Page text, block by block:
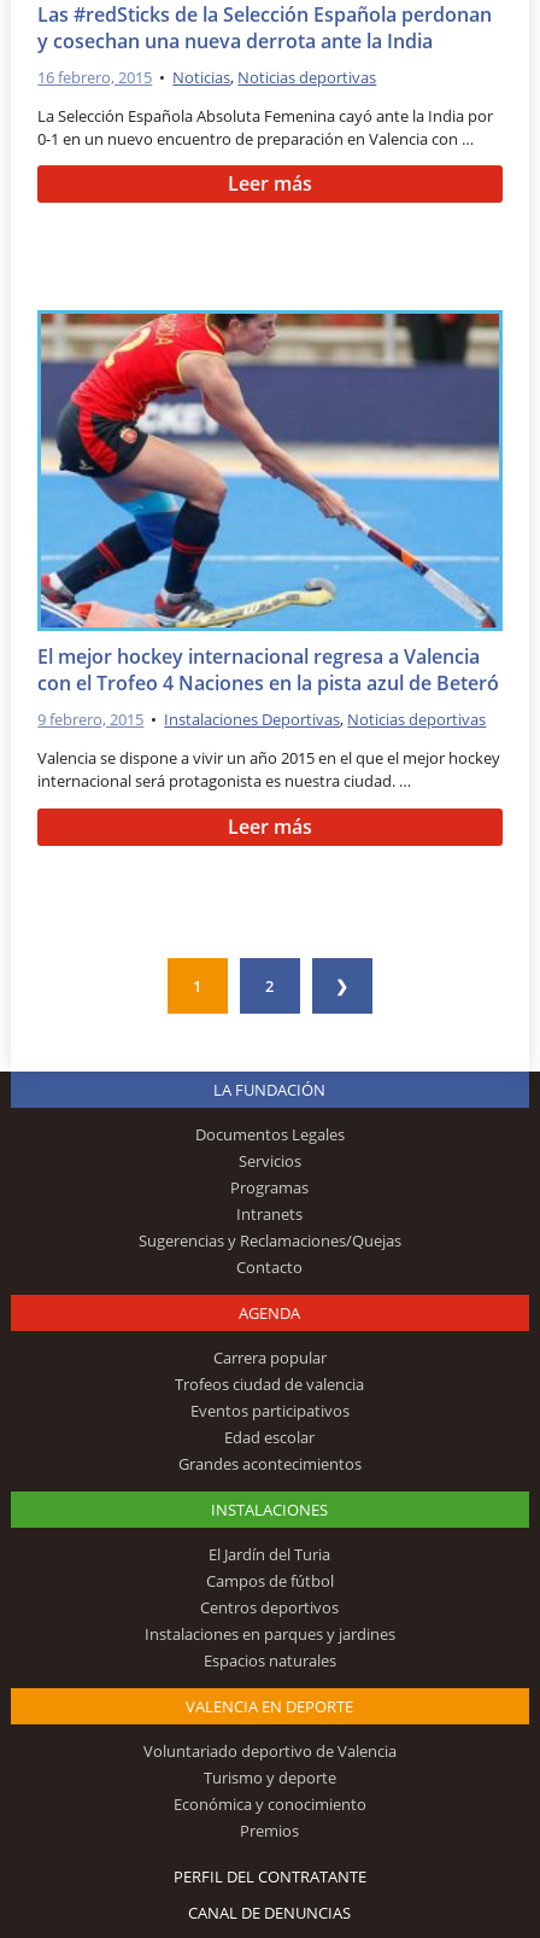
Las #redSticks de la Selección Española perdonan
y cosechan una nueva derrota ante la India
16 febrero, 2015 • Noticias, Noticias deportivas
La Selección Española Absoluta Femenina cayó ante la India por
0-1 en un nuevo encuentro de preparación en Valencia con …
Leer más
El mejor hockey internacional regresa a Valencia
con el Trofeo 4 Naciones en la pista azul de Beteró
9 febrero, 2015 • Instalaciones Deportivas, Noticias deportivas
Valencia se dispone a vivir un año 2015 en el que el mejor hockey
internacional será protagonista es nuestra ciudad. …
Leer más
1 2 ❯
LA FUNDACIÓN
Documentos Legales
Servicios
Programas
Intranets
Sugerencias y Reclamaciones/Quejas
Contacto
AGENDA
Carrera popular
Trofeos ciudad de valencia
Eventos participativos
Edad escolar
Grandes acontecimientos
INSTALACIONES
El Jardín del Turia
Campos de fútbol
Centros deportivos
Instalaciones en parques y jardines
Espacios naturales
VALENCIA EN DEPORTE
Voluntariado deportivo de Valencia
Turismo y deporte
Económica y conocimiento
Premios
PERFIL DEL CONTRATANTE
CANAL DE DENUNCIAS